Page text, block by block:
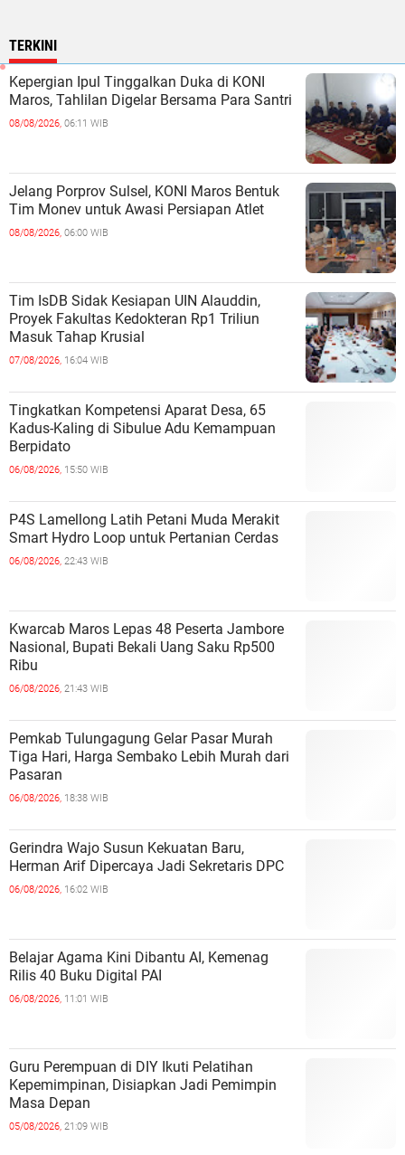
TERKINI
Kepergian Ipul Tinggalkan Duka di KONI
Maros, Tahlilan Digelar Bersama Para Santri
08/08/2026, 06:11 WIB
Jelang Porprov Sulsel, KONI Maros Bentuk
Tim Monev untuk Awasi Persiapan Atlet
08/08/2026, 06:00 WIB
Tim IsDB Sidak Kesiapan UIN Alauddin,
Proyek Fakultas Kedokteran Rp1 Triliun
Masuk Tahap Krusial
07/08/2026, 16:04 WIB
Tingkatkan Kompetensi Aparat Desa, 65
Kadus-Kaling di Sibulue Adu Kemampuan
Berpidato
06/08/2026, 15:50 WIB
P4S Lamellong Latih Petani Muda Merakit
Smart Hydro Loop untuk Pertanian Cerdas
06/08/2026, 22:43 WIB
Kwarcab Maros Lepas 48 Peserta Jambore
Nasional, Bupati Bekali Uang Saku Rp500
Ribu
06/08/2026, 21:43 WIB
Pemkab Tulungagung Gelar Pasar Murah
Tiga Hari, Harga Sembako Lebih Murah dari
Pasaran
06/08/2026, 18:38 WIB
Gerindra Wajo Susun Kekuatan Baru,
Herman Arif Dipercaya Jadi Sekretaris DPC
06/08/2026, 16:02 WIB
Belajar Agama Kini Dibantu AI, Kemenag
Rilis 40 Buku Digital PAI
06/08/2026, 11:01 WIB
Guru Perempuan di DIY Ikuti Pelatihan
Kepemimpinan, Disiapkan Jadi Pemimpin
Masa Depan
05/08/2026, 21:09 WIB